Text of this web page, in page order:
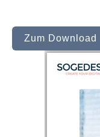
Zum Download